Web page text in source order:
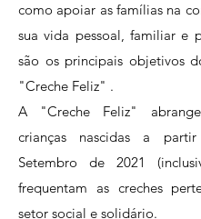
como apoiar as famílias na
sua vida pessoal, familiar e
são os principais objetivos
"Creche Feliz" .
A "Creche Feliz"
crianças nascidas a
Setembro de 2021
frequentam as creches
setor social e solidário.